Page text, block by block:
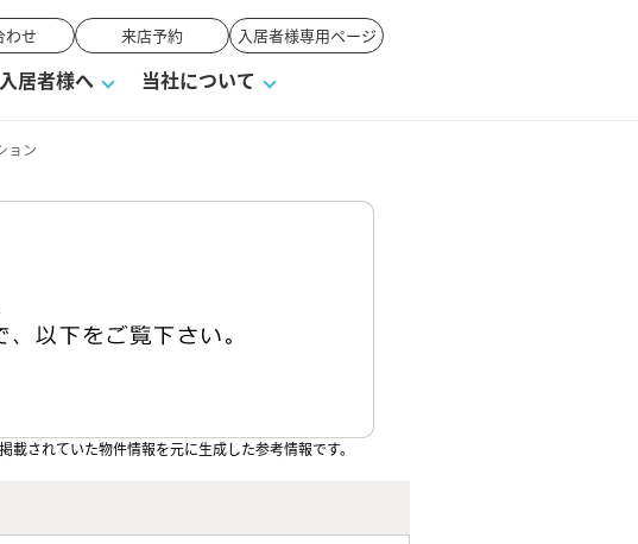
わせ 来店予約 入居者様専用ページ
貸用語集
入居者様へ 当社について
ョン
されていた物件情報を元に生成した参考情報です。